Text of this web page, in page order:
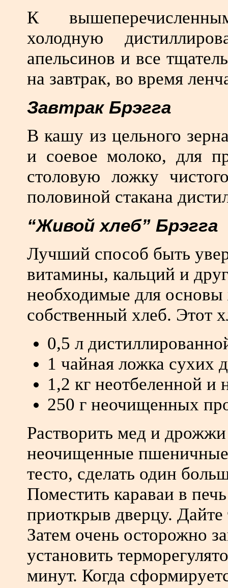
К
холодную
апельсинов и все
на завтрак, во время
Завтрак Брэгга
В кашу из цельного
и соевое молоко, для
столовую ложку
половиной стакана
“Живой хлеб” Брэгга
Лучший способ быть
витамины, кальций и
необходимые для основы
собственный хлеб. Этот
0,5 л
1 чайная ложка сухих
1,2 кг неотбеленной
250 г неочищенных
Растворить мед и
неочищенные
тесто, сделать один
Поместить караваи в
приоткрыв дверцу. Дайте
Затем очень осторожно
установить
минут. Когда